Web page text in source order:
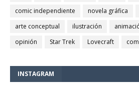
comic independiente
novela gráfica
arte conceptual
ilustración
opinión
Star Trek Lovecraft
INSTAGRAM